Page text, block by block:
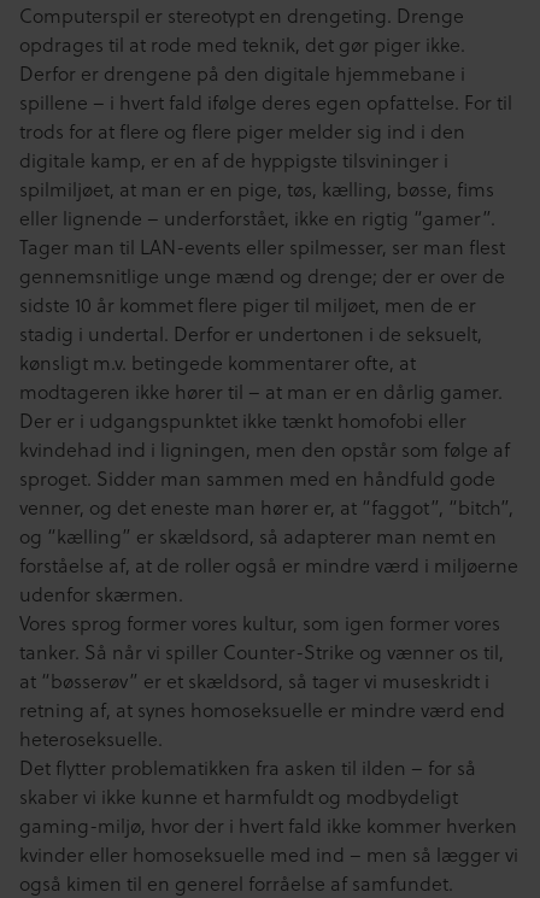
Computerspil er stereotypt en drengeting. Drenge
opdrages til at rode med teknik, det gør piger ikke.
Derfor er drengene på den digitale hjemmebane i
spillene – i hvert fald ifølge deres egen opfattelse. For til
trods for at flere og flere piger melder sig ind i den
digitale kamp, er en af de hyppigste tilsvininger i
spilmiljøet, at man er en pige, tøs, kælling, bøsse, fims
eller lignende – underforstået, ikke en rigtig “gamer”.
Tager man til LAN-events eller spilmesser, ser man flest
gennemsnitlige unge mænd og drenge; der er over de
sidste 10 år kommet flere piger til miljøet, men de er
stadig i undertal. Derfor er undertonen i de seksuelt,
kønsligt m.v. betingede kommentarer ofte, at
modtageren ikke hører til – at man er en dårlig gamer.
Der er i udgangspunktet ikke tænkt homofobi eller
kvindehad ind i ligningen, men den opstår som følge af
sproget. Sidder man sammen med en håndfuld gode
venner, og det eneste man hører er, at “faggot”, “bitch”,
og “kælling” er skældsord, så adapterer man nemt en
forståelse af, at de roller også er mindre værd i miljøerne
udenfor skærmen.
Vores sprog former vores kultur, som igen former vores
tanker. Så når vi spiller Counter-Strike og vænner os til,
at “bøsserøv” er et skældsord, så tager vi museskridt i
retning af, at synes homoseksuelle er mindre værd end
heteroseksuelle.
Det flytter problematikken fra asken til ilden – for så
skaber vi ikke kunne et harmfuldt og modbydeligt
gaming-miljø, hvor der i hvert fald ikke kommer hverken
kvinder eller homoseksuelle med ind – men så lægger vi
også kimen til en generel forråelse af samfundet.